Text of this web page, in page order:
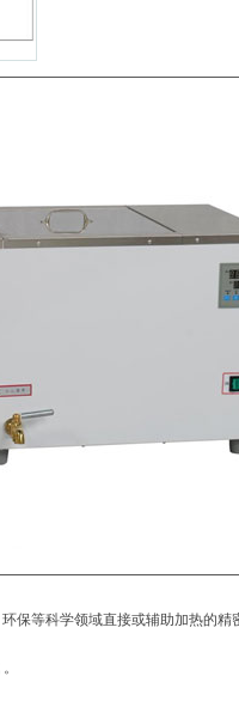
保等科学领域直接或辅助加热的精
。